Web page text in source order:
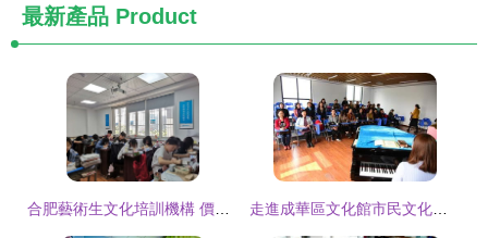
最新產品 Product